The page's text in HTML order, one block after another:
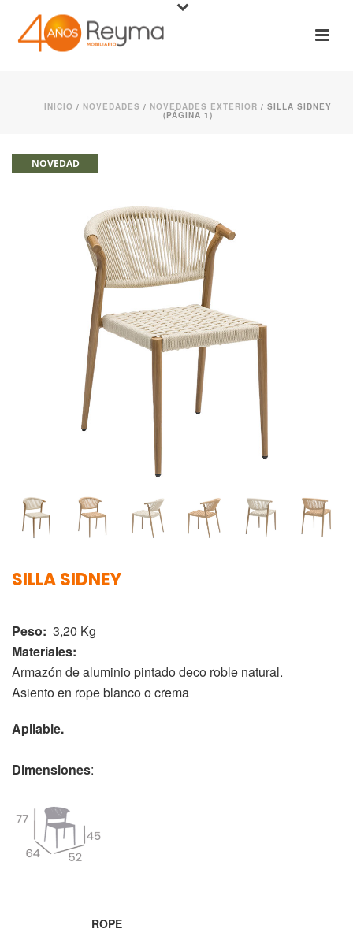
INICIO / NOVEDADES / NOVEDADES EXTERIOR / SILLA SIDNEY
(PÁGINA 1)
NOVEDAD
SILLA SIDNEY
Peso: 3,20 Kg
Materiales:
Armazón de aluminio pintado deco roble natural.
Asiento en rope blanco o crema
Apilable.
Dimensiones:
ROPE